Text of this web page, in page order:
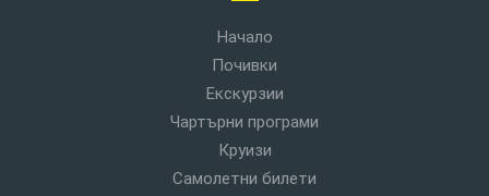
Начало
Почивки
Екскурзии
Чартърни програми
Круизи
Самолетни билети